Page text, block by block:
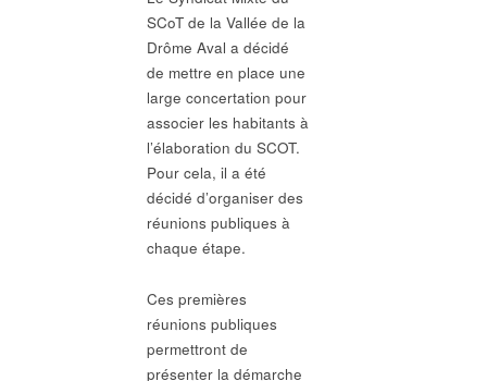
SCoT de la Vallée de la
Drôme Aval a décidé
de mettre en place une
large concertation pour
associer les habitants à
l’élaboration du SCOT.
Pour cela, il a été
décidé d’organiser des
réunions publiques à
chaque étape.
Ces premières
réunions publiques
permettront de
présenter la démarche